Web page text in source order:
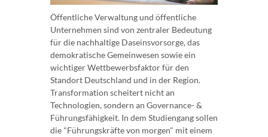
Öffentliche Verwaltung und öffentliche
Unternehmen sind von zentraler Bedeutung
für die nachhaltige Daseinsvorsorge, das
demokratische Gemeinwesen sowie ein
wichtiger Wettbewerbsfaktor für den
Standort Deutschland und in der Region.
Transformation scheitert nicht an
Technologien, sondern an Governance- &
Führungsfähigkeit. In dem Studiengang sollen
die "Führungskräfte von morgen" mit einem